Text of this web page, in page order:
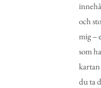
och
mig –
som
kartan
du ta